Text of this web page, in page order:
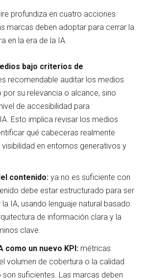
profundiza en cuatro acciones
marcas deben adoptar para cerrar la
en la era de la IA.
bajo criterios de
recomendable auditar los medios
su relevancia o alcance, sino
de accesibilidad para
Esto implica revisar los medios
qué cabeceras realmente
en entornos generativos y
contenido: ya no es suficiente con
debe estar estructurado para ser
la IA, usando lenguaje natural basado
de información clara y la
clave.
como un nuevo KPI: métricas
volumen de cobertura o la calidad
son suficientes. Las marcas deben